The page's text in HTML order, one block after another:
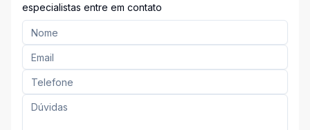
especialistas entre em contato